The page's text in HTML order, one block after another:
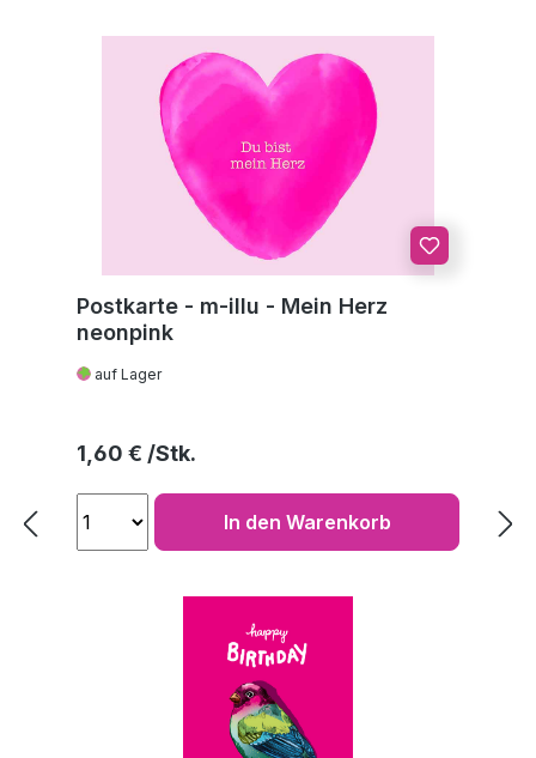
Postkarte - m-illu - Mein Herz
neonpink
auf Lager
Regulärer Preis:
1,60 €
In den Warenkorb